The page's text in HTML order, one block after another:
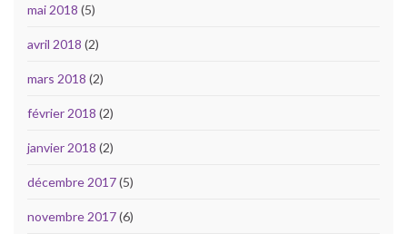
mai 2018 (5)
avril 2018 (2)
mars 2018 (2)
février 2018 (2)
janvier 2018 (2)
décembre 2017(5)
novembre 2017(6)